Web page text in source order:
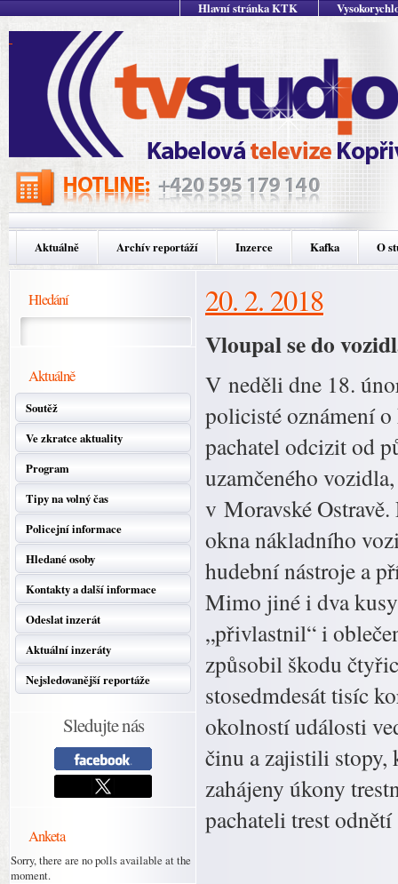
Hlavní stránka KTK
Aktuálně Archív reportáží Inzerce Kafka O
Hledání
Aktuálně
Soutěž
Ve zkratce aktuality
Program
Tipy na volný čas
Policejní informace
Hledané osoby
Kontakty a další informace
Odeslat inzerát
Aktuální inzeráty
Nejsledovanější reportáže
Sledujte nás
Anketa
Sorry, there are no polls available at the
moment.
20. 2. 2018
Vloupal se do
V neděli dne 18.
policisté oznámení
pachatel odcizit od
uzamčeného
v Moravské
okna nákladního
hudební nástroje a
Mimo jiné i dva
„přivlastnil“ i
způsobil škodu
stosedmdesát tisíc
okolností události
činu a zajistili stopy,
zahájeny úkony
pachateli trest